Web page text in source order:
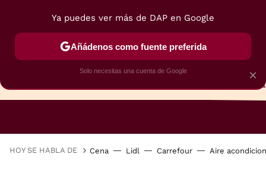
HOY SE HABLA DE Cena Lidl Carrefour Aire
×
Ya puedes ver más de DAP en Google
Añádenos como fuente preferida
Solo necesitas una cuenta de Google